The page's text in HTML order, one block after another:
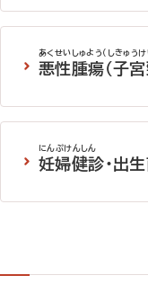
悪性腫瘍（子
あくせいしゅよう（しきゅう
妊婦健診・出
にんぷけんしん